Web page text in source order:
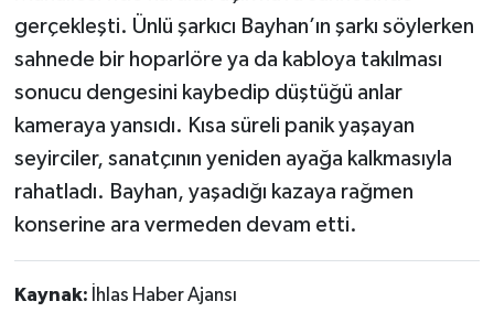
gerçekleşti. Ünlü şarkıcı Bayhan’ın şarkı söylerken
sahnede bir hoparlöre ya da kabloya takılması
sonucu dengesini kaybedip düştüğü anlar
kameraya yansıdı. Kısa süreli panik yaşayan
seyirciler, sanatçının yeniden ayağa kalkmasıyla
rahatladı. Bayhan, yaşadığı kazaya rağmen
konserine ara vermeden devam etti.
Kaynak: İhlas Haber Ajansı